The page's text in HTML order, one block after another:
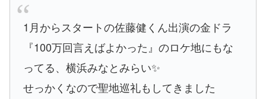
1月からスタートの佐藤健くん出演の金ドラ
『100万回言えばよかった』のロケ地にもな
ってる、横浜みなとみらい✨
せっかくなので聖地巡礼もしてきました